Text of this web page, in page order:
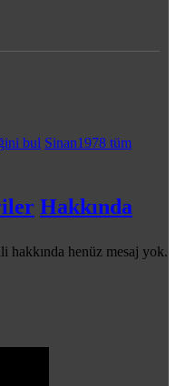
bul Sinan1978 tüm
Hakkında
hakkında henüz mesaj yok.